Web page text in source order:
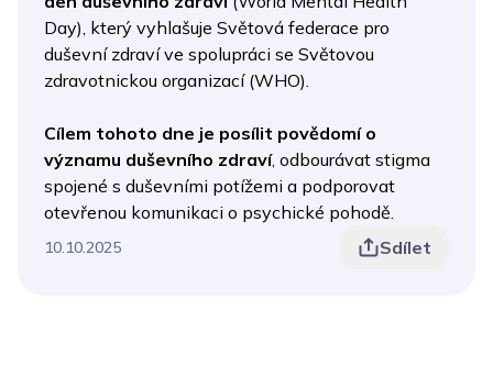
Day), který vyhlašuje Světová federace pro
duševní zdraví ve spolupráci se Světovou
zdravotnickou organizací (WHO).
Cílem tohoto dne je posílit povědomí o
významu duševního zdraví, odbourávat stigma
spojené s duševními potížemi a podporovat
otevřenou komunikaci o psychické pohodě.
10.10.2025 Sdílet